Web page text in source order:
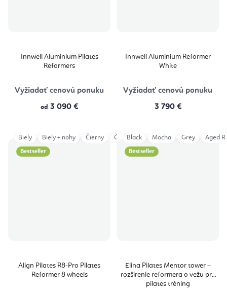
Innwell Aluminium Pilates
Reformers
Vyžiadať cenovú ponuku
od 3 090 €
Innwell Aluminium Reformer
White
Vyžiadať cenovú ponuku
3 790 €
Bestseller
Align Pilates R8-Pro Pilates
Reformer 8 wheels
Biely Biely + nohy Čierny Čierny + nohy R8 Platforma
Bestseller
Elina Pilates Mentor tower –
rozšírenie reformera o vežu pre
pilates tréning
Black Mocha Grey Aged